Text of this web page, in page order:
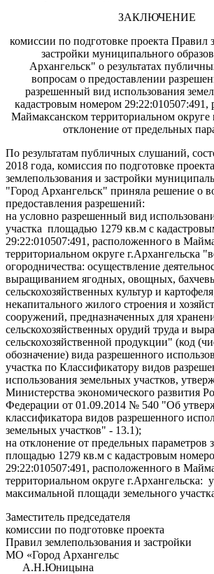
ЗАКЛЮЧЕНИЕ
комиссии по подготовке проекта Правил
застройки муниципального
Архангельск" о результатах
вопросам о предоставлении
разрешенный вид использования
кадастровым номером 29:22:010507:491,
Маймаксанском территориальном округе
отклонение от предельных
По результатам публичных слушаний,
2018 года, комиссия по подготовке
землепользования и застройки
"Город Архангельск" приняла решение о
предоставления разрешений:
на условно разрешенный вид
участка площадью 1279 кв.м с
29:22:010507:491, расположенного в
территориальном округе г.Архангельска
огородничества: осуществление
выращиванием ягодных, овощных,
сельскохозяйственных культур и
некапитального жилого строения и
сооружений, предназначенных для
сельскохозяйственных орудий труда и
сельскохозяйственной продукции" (код
обозначение) вида разрешенного
участка по Классификатору видов
использования земельных участков,
Министерства экономического развития
Федерации от 01.09.2014 № 540 "Об
классификатора видов разрешенного
земельных участков" - 13.1);
на отклонение от предельных параметров
площадью 1279 кв.м с кадастровым
29:22:010507:491, расположенного в
территориальном округе г.Архангельска:
максимальной площади земельного
Заместитель председателя
комиссии по подготовке проекта
Правил землепользования и застройки
МО «Город
А.Н.Юницына